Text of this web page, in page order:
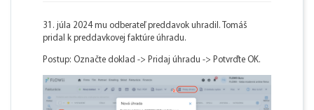
31. júla 2024 mu odberateľ preddavok uhradil. Tomáš
pridal k preddavkovej faktúre úhradu.
Postup: Označte doklad -> Pridaj úhradu -> Potvrďte OK.